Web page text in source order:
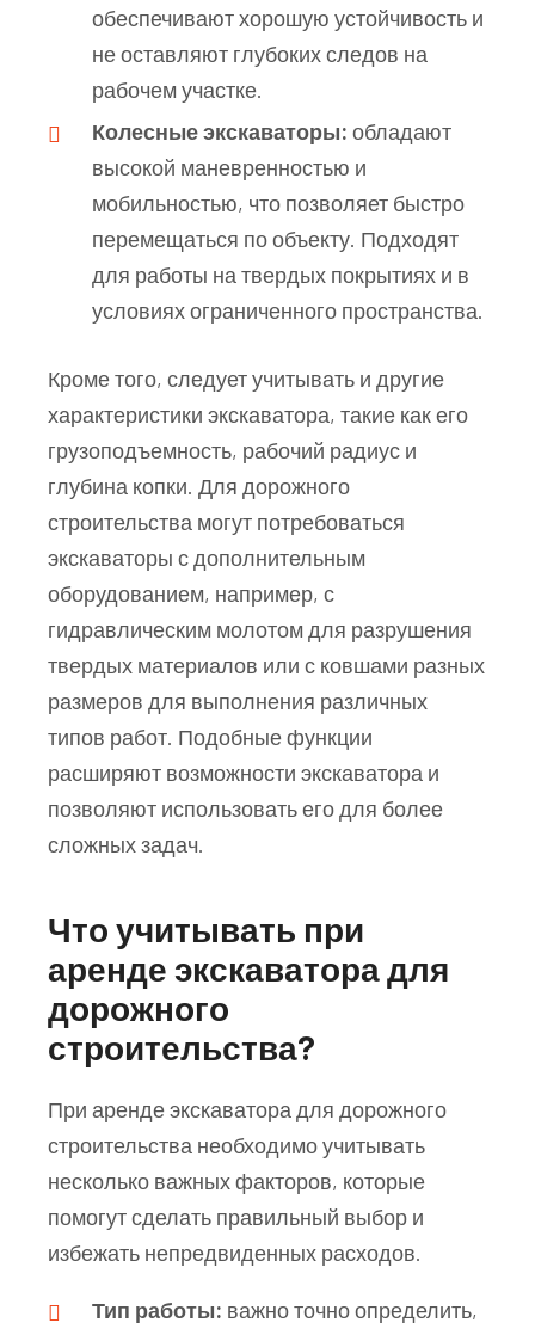
обеспечивают хорошую устойчивость и
не оставляют глубоких следов на
рабочем участке.
Колесные экскаваторы: обладают
высокой маневренностью и
мобильностью, что позволяет быстро
перемещаться по объекту. Подходят
для работы на твердых покрытиях и в
условиях ограниченного пространства.
Кроме того, следует учитывать и другие
характеристики экскаватора, такие как его
грузоподъемность, рабочий радиус и
глубина копки. Для дорожного
строительства могут потребоваться
экскаваторы с дополнительным
оборудованием, например, с
гидравлическим молотом для разрушения
твердых материалов или с ковшами разных
размеров для выполнения различных
типов работ. Подобные функции
расширяют возможности экскаватора и
позволяют использовать его для более
сложных задач.
Что учитывать при
аренде экскаватора для
дорожного
строительства?
При аренде экскаватора для дорожного
строительства необходимо учитывать
несколько важных факторов, которые
помогут сделать правильный выбор и
избежать непредвиденных расходов.
Тип работы: важно точно определить,